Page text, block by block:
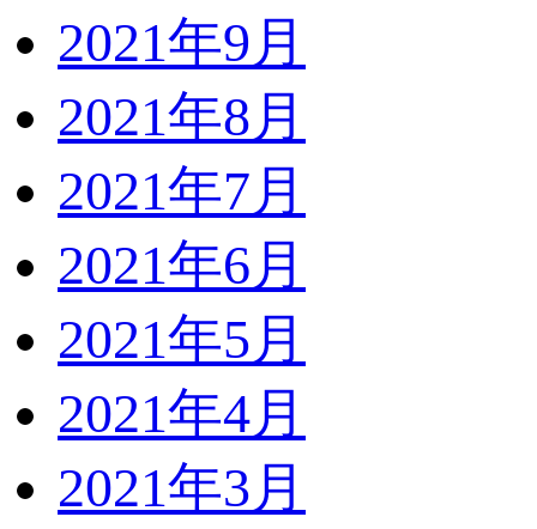
2021年9月
2021年8月
2021年7月
2021年6月
2021年5月
2021年4月
2021年3月